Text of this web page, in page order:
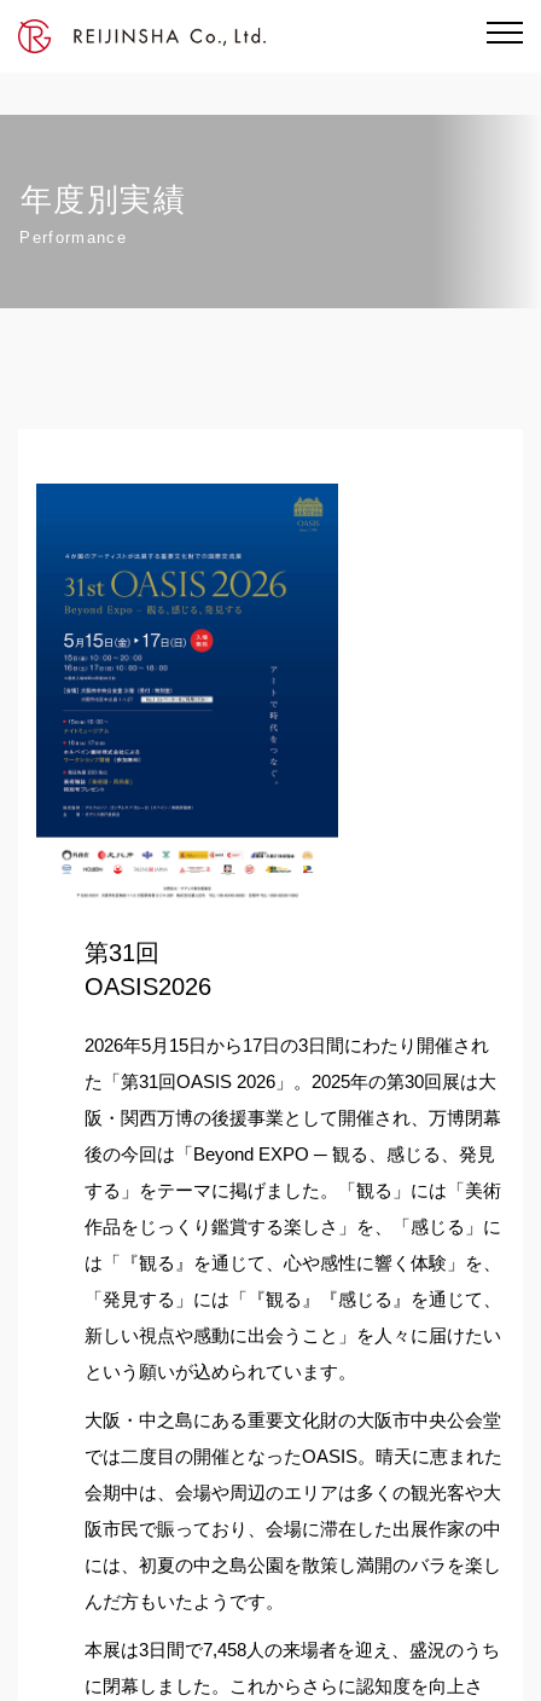
年度別実績
Performance
第31回
OASIS2026
2026年5月15日から17日の3日間にわたり開催され
た「第31回OASIS 2026」。2025年の第30回展は大
阪・関西万博の後援事業として開催され、万博閉幕
後の今回は「Beyond EXPO ─ 観る、感じる、発見
する」をテーマに掲げました。「観る」には「美術
作品をじっくり鑑賞する楽しさ」を、「感じる」に
は「『観る』を通じて、心や感性に響く体験」を、
「発見する」には「『観る』『感じる』を通じて、
新しい視点や感動に出会うこと」を人々に届けたい
という願いが込められています。
大阪・中之島にある重要文化財の大阪市中央公会堂
では二度目の開催となったOASIS。 晴天に恵まれた
会期中は、会場や周辺のエリアは多くの観光客や大
阪市民で賑っており、会場に滞在した出展作家の中
には、初夏の中之島公園を散策し満開のバラを楽し
んだ方もいたようです。
本展は3日間で7,458人の来場者を迎え、盛況のうち
に閉幕しました。これからさらに認知度を向上さ